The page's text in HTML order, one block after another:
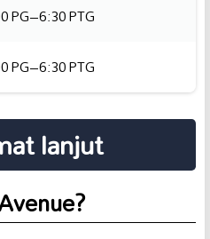
PG–6:30 PTG
PG–6:30 PTG
lanjut